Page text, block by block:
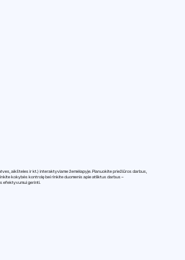
aikšteles ir kt.) interaktyviame žemėlapyje. Planuokite priežiūros darbus,
kokybės kontrolę bei rinkite duomenis apie atliktus darbus –
efektyvumui gerinti.